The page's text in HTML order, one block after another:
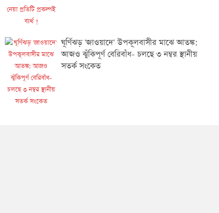
ঘূর্ণিঝড় 'জাওয়াদে' উপকূলবাসীর মাঝে আতঙ্ক:
আজও ঝুঁকিপূর্ণ বেরিবাঁধ- চলছে ৩ নম্বর স্থানীয়
সতর্ক সংকেত